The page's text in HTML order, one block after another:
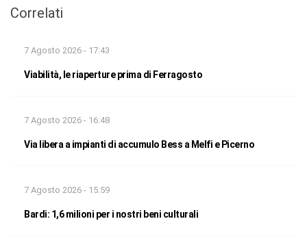
Correlati
7 Agosto 2026 - 17:43
Viabilità, le riaperture prima di Ferragosto
7 Agosto 2026 - 16:48
Via libera a impianti di accumulo Bess a Melfi e Picerno
7 Agosto 2026 - 15:59
Bardi: 1,6 milioni per i nostri beni culturali